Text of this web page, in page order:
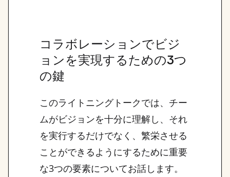
コラボレーションでビジ
ョンを実現するための3つ
の鍵
このライトニングトークでは、チー
ムがビジョンを十分に理解し、それ
を実行するだけでなく、繁栄させる
ことができるようにするために重要
な3つの要素についてお話します。